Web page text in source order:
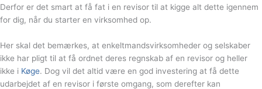
Derfor er det smart at få fat i en revisor til at kigge alt dette igennem
for dig, når du starter en virksomhed op.
Her skal det bemærkes, at enkeltmandsvirksomheder og selskaber
ikke har pligt til at få ordnet deres regnskab af en revisor og heller
ikke i Køge. Dog vil det altid være en god investering at få dette
udarbejdet af en revisor i første omgang, som derefter kan